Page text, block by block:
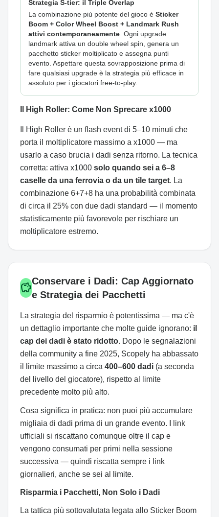
Strategia S-tier: il Triple Overlap
La combinazione più potente del gioco è Sticker
Boom + Color Wheel Boost + Landmark Rush
attivi contemporaneamente . Ogni upgrade
landmark attiva un double wheel spin, genera un
pacchetto sticker moltiplicato e assegna punti
evento. Aspettare questa sovrapposizione prima di
fare qualsiasi upgrade è la strategia più efficace in
assoluto per i giocatori free-to-play.
Il High Roller: Come Non Sprecare x1000
Il High Roller è un flash event di 5–10 minuti che
porta il moltiplicatore massimo a x1000 — ma
usarlo a caso brucia i dadi senza ritorno. La tecnica
corretta: attiva x1000 solo quando sei a 6–8
caselle da una ferrovia o da un tile target. La
combinazione 6+7+8 ha una probabilità combinata
di circa il 25% con due dadi standard — il momento
statisticamente più favorevole per rischiare un
moltiplicatore estremo.
savingsConservare i Dadi: Cap Aggiornato
e Strategia dei Pacchetti
La strategia del risparmio è potentissima — ma c'è
un dettaglio importante che molte guide ignorano: il
cap dei dadi è stato ridotto. Dopo le segnalazioni
della community a fine 2025, Scopely ha abbassato
il limite massimo a circa 400–600 dadi (a seconda
del livello del giocatore), rispetto al limite
precedente molto più alto.
Cosa significa in pratica: non puoi più accumulare
migliaia di dadi prima di un grande evento. I link
ufficiali si riscattano comunque oltre il cap e
vengono consumati per primi nella sessione
successiva — quindi riscatta sempre i link
giornalieri, anche se sei al limite.
Risparmia i Pacchetti, Non Solo i Dadi
La tattica più sottovalutata legata allo Sticker Boom